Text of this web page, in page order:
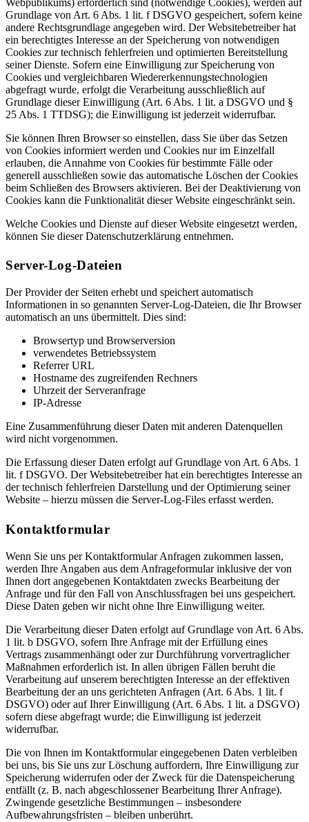
Grundlage von Art. 6 Abs. 1 lit. f DSGVO gespeichert, sofern keine
andere Rechtsgrundlage angegeben wird. Der Websitebetreiber hat
ein berechtigtes Interesse an der Speicherung von notwendigen
Cookies zur technisch fehlerfreien und optimierten Bereitstellung
seiner Dienste. Sofern eine Einwilligung zur Speicherung von
Cookies und vergleichbaren Wiedererkennungstechnologien
abgefragt wurde, erfolgt die Verarbeitung ausschließlich auf
Grundlage dieser Einwilligung (Art. 6 Abs. 1 lit. a DSGVO und §
25 Abs. 1 TTDSG); die Einwilligung ist jederzeit widerrufbar.
Sie können Ihren Browser so einstellen, dass Sie über das Setzen
von Cookies informiert werden und Cookies nur im Einzelfall
erlauben, die Annahme von Cookies für bestimmte Fälle oder
generell ausschließen sowie das automatische Löschen der Cookies
beim Schließen des Browsers aktivieren. Bei der Deaktivierung von
Cookies kann die Funktionalität dieser Website eingeschränkt sein.
Welche Cookies und Dienste auf dieser Website eingesetzt werden,
können Sie dieser Datenschutzerklärung entnehmen.
Server-Log-Dateien
Der Provider der Seiten erhebt und speichert automatisch
Informationen in so genannten Server-Log-Dateien, die Ihr Browser
automatisch an uns übermittelt. Dies sind:
Browsertyp und Browserversion
verwendetes Betriebssystem
Referrer URL
Hostname des zugreifenden Rechners
Uhrzeit der Serveranfrage
IP-Adresse
Eine Zusammenführung dieser Daten mit anderen Datenquellen
wird nicht vorgenommen.
Die Erfassung dieser Daten erfolgt auf Grundlage von Art. 6 Abs. 1
lit. f DSGVO. Der Websitebetreiber hat ein berechtigtes Interesse an
der technisch fehlerfreien Darstellung und der Optimierung seiner
Website – hierzu müssen die Server-Log-Files erfasst werden.
Kontaktformular
Wenn Sie uns per Kontaktformular Anfragen zukommen lassen,
werden Ihre Angaben aus dem Anfrageformular inklusive der von
Ihnen dort angegebenen Kontaktdaten zwecks Bearbeitung der
Anfrage und für den Fall von Anschlussfragen bei uns gespeichert.
Diese Daten geben wir nicht ohne Ihre Einwilligung weiter.
Die Verarbeitung dieser Daten erfolgt auf Grundlage von Art. 6 Abs.
1 lit. b DSGVO, sofern Ihre Anfrage mit der Erfüllung eines
Vertrags zusammenhängt oder zur Durchführung vorvertraglicher
Maßnahmen erforderlich ist. In allen übrigen Fällen beruht die
Verarbeitung auf unserem berechtigten Interesse an der effektiven
Bearbeitung der an uns gerichteten Anfragen (Art. 6 Abs. 1 lit. f
DSGVO) oder auf Ihrer Einwilligung (Art. 6 Abs. 1 lit. a DSGVO)
sofern diese abgefragt wurde; die Einwilligung ist jederzeit
widerrufbar.
Die von Ihnen im Kontaktformular eingegebenen Daten verbleiben
bei uns, bis Sie uns zur Löschung auffordern, Ihre Einwilligung zur
Speicherung widerrufen oder der Zweck für die Datenspeicherung
entfällt (z. B. nach abgeschlossener Bearbeitung Ihrer Anfrage).
Zwingende gesetzliche Bestimmungen – insbesondere
Aufbewahrungsfristen – bleiben unberührt.